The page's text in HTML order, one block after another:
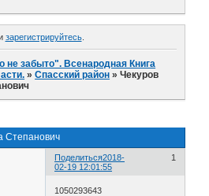
зарегистрируйтесь.
не забыто". Всенародная Книга
»Спасский район »Чекуров
Степанович
Поделиться 1
2018-
02-19 12:01:55
1050293643